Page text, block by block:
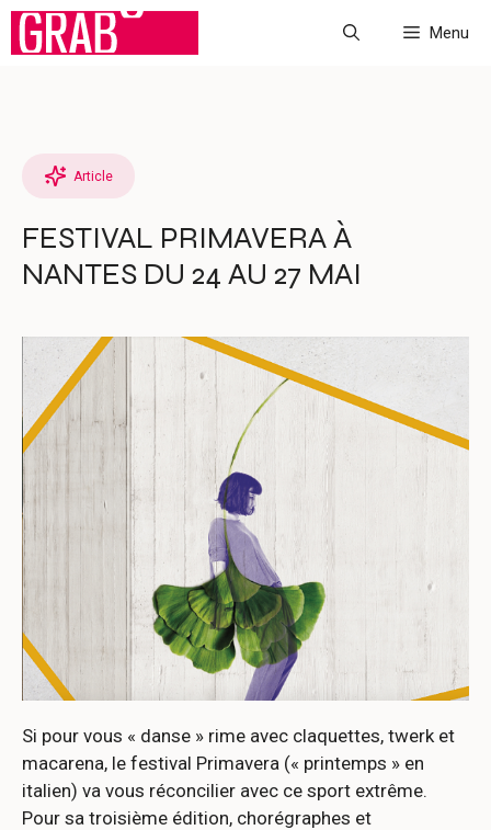
Aller
Menu
Article
FESTIVAL PRIMAVERA À
NANTES DU 24 AU 27 MAI
Si pour vous « danse » rime avec claquettes, twerk et
macarena, le festival Primavera (« printemps » en
italien) va vous réconcilier avec ce sport extrême.
Pour sa troisième édition, chorégraphes et